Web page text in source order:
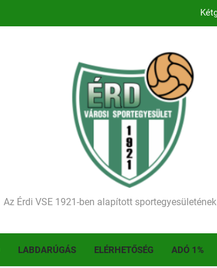
Történelmet írt az I. Érdi Football
Ellenfelünk visszalépése miatt
Kezdődik a
Történelmet írt az I. Érdi Football
Az Érdi VSE 1921-ben alapított
LABDARÚGÁS ELÉRHETŐSÉG ADÓ 1%